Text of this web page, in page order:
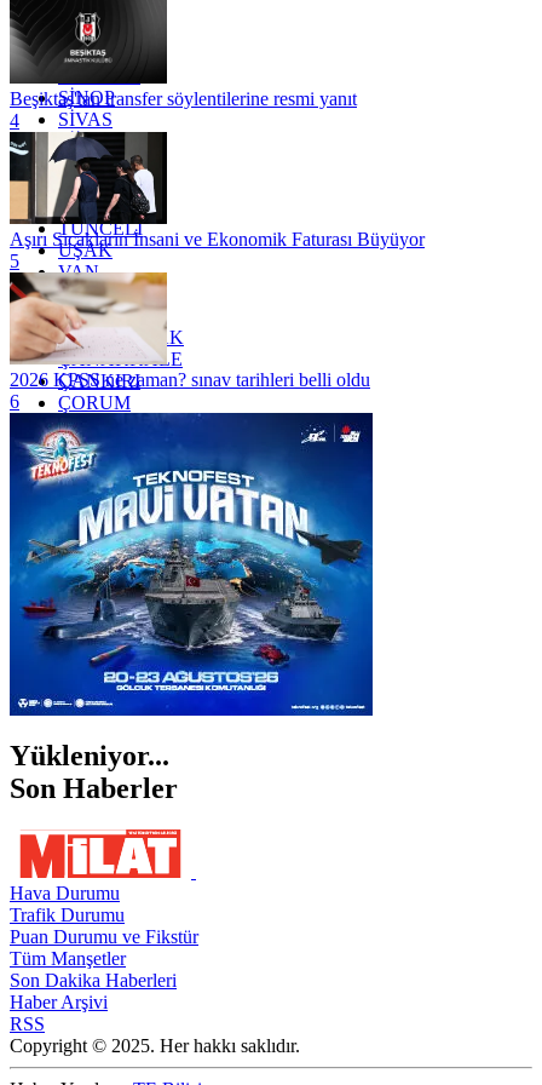
OSMANİYE
RİZE
SAKARYA
SİNOP
SİVAS
SİİRT
TEKİRDAĞ
TOKAT
TRABZON
TUNCELİ
UŞAK
VAN
YALOVA
YOZGAT
ZONGULDAK
ÇANAKKALE
ÇANKIRI
ÇORUM
İSTANBUL
İZMİR
ŞANLIURFA
ŞIRNAK
Beşiktaş'tan transfer söylentilerine resmi yanıt
4
Aşırı Sıcakların İnsani ve Ekonomik Faturası Büyüyor
5
2026 KPSS ne zaman? sınav tarihleri belli oldu
6
Yükleniyor...
Son Haberler
Hava Durumu
Trafik Durumu
Puan Durumu ve Fikstür
Tüm Manşetler
Son Dakika Haberleri
Haber Arşivi
RSS
Copyright © 2025. Her hakkı saklıdır.